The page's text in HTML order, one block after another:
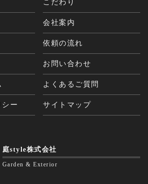
こだわり
会社案内
依頼の流れ
お問い合わせ
よくあるご質問
ー サイトマップ
庭style株式会社
Garden & Exterior